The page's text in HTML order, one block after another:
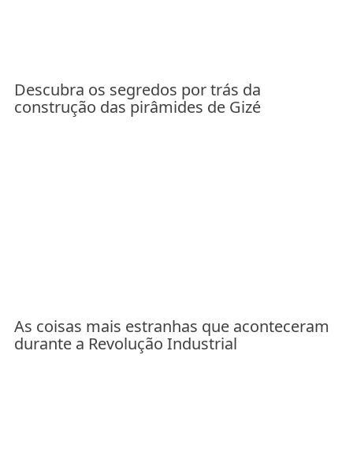
Descubra os segredos por trás da
construção das pirâmides de Gizé
As coisas mais estranhas que aconteceram
durante a Revolução Industrial